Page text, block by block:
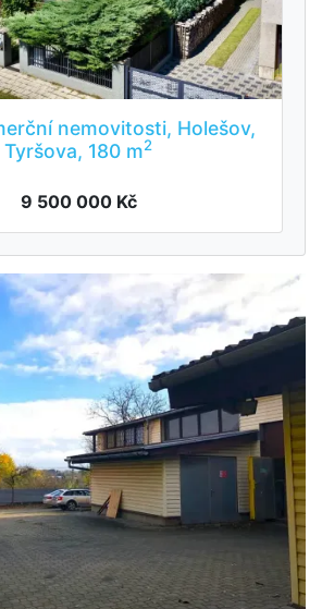
nemovitosti, Holešov,
Tyršova, 180 m2
9 500 000 Kč